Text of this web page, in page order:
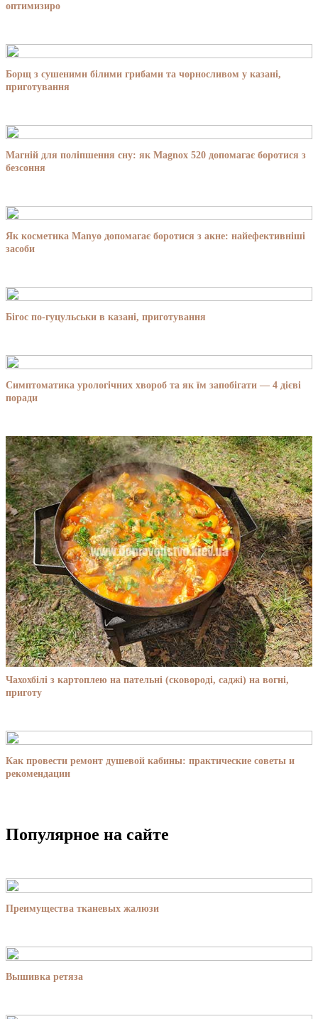
оптимизиро
Борщ з сушеними білими грибами та чорносливом у казані,
приготування
Магній для поліпшення сну: як Magnox 520 допомагає боротися з
безсоння
Як косметика Manyo допомагає боротися з акне: найефективніші
засоби
Бігос по-гуцульськи в казані, приготування
Симптоматика урологічних хвороб та як їм запобігати — 4 дієві
поради
Чахохбілі з картоплею на пательні (сковороді, саджі) на вогні,
приготу
Как провести ремонт душевой кабины: практические советы и
рекомендации
Популярное на сайте
Преимущества тканевых жалюзи
Вышивка ретяза